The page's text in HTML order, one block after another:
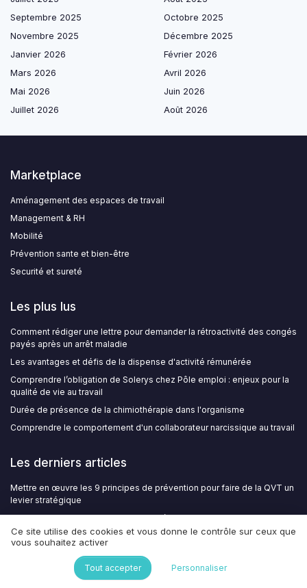
Septembre 2025
Octobre 2025
Novembre 2025
Décembre 2025
Janvier 2026
Février 2026
Mars 2026
Avril 2026
Mai 2026
Juin 2026
Juillet 2026
Août 2026
Marketplace
Aménagement des espaces de travail
Management & RH
Mobilité
Prévention sante et bien-être
Securité et sureté
Les plus lus
Comment rédiger une lettre pour demander la rétroactivité des congés
payés après un arrêt maladie
Les avantages et défis de la dispense d'activité rémunérée
Comprendre l’obligation de Solerys chez Pôle emploi : enjeux pour la
qualité de vie au travail
Durée de présence de la chimiothérapie dans l'organisme
Comprendre le comportement d'un collaborateur narcissique au travail
Les derniers articles
Mettre en œuvre les 9 principes de prévention pour faire de la QVT un
levier stratégique
Portail RH et connexion : le levier numérique pour une QVT enfin fluide
Structurer une grille d’entretien de recrutement pour mieux protéger la
qualité de vie au travail
CSRD et reporting social : intégrer vos données QVT dans le rapport
Ce site utilise des cookies et vous donne le contrôle sur ceux que
vous souhaitez activer
Tout accepter Personnaliser